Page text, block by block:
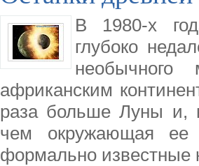
В 1980-х
глубоко
африканским
раза больше Луны и,
чем окружающая ее
формально известные